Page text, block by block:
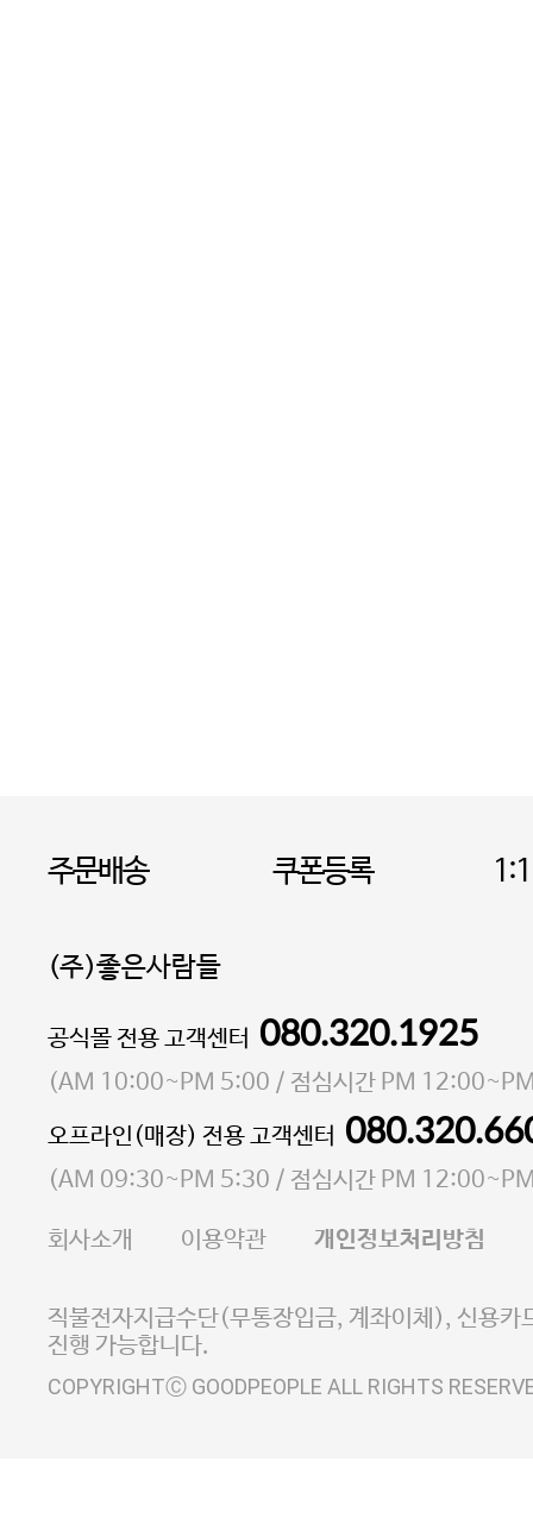
주문배송 쿠폰등록
(주)좋은사람들
대표 이성현,박영환| 개인정보관리책임자 김상현
소재지 서울특별시 마포구 마포대로4다길 41 마포
통신판매업 신고번호 2023-서울마포-3931호
사업자등록번호 105-81-58242
E-MAIL goodpeople@gpin.co.kr
사업자정보확인
이니시스 에스크로 서비
공식몰 전용 고객센터 080.320.1925
(AM 10:00~PM 5:00 / 점심시간 PM
오프라인(매장) 전용 고객센터
(AM 09:30~PM 5:30 / 점심시간 PM
회사소개 이용약관 개인정보처리방침
직불전자지급수단(무통장입금, 계좌이체), 신용카
진행 가능합니다.
COPYRIGHTⒸ GOODPEOPLE ALL RIGHTS